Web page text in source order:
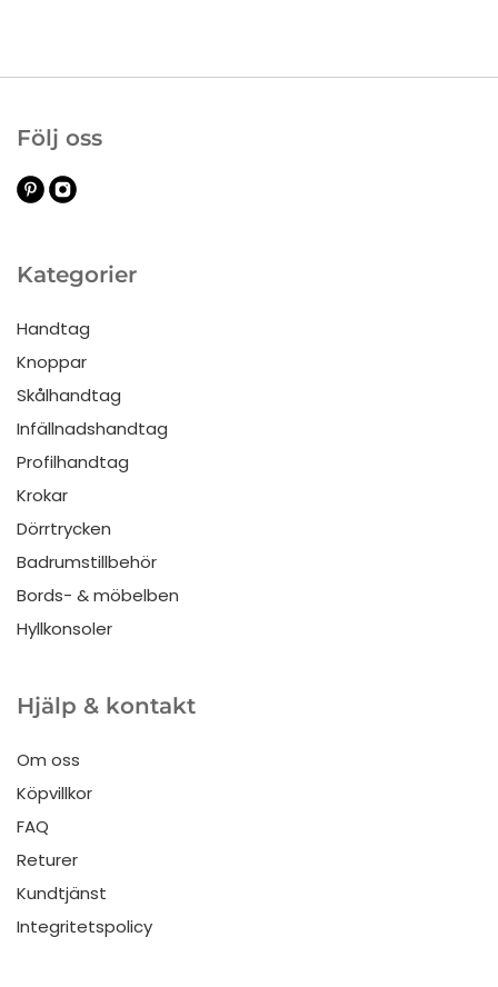
Kategorier
Handtag
Knoppar
Skålhandtag
Infällnadshandtag
Profilhandtag
Krokar
Dörrtrycken
Badrumstillbehör
Bords- & möbelben
Hyllkonsoler
Hjälp & kontakt
Om oss
Köpvillkor
FAQ
Returer
Kundtjänst
Integritetspolicy
Följ oss